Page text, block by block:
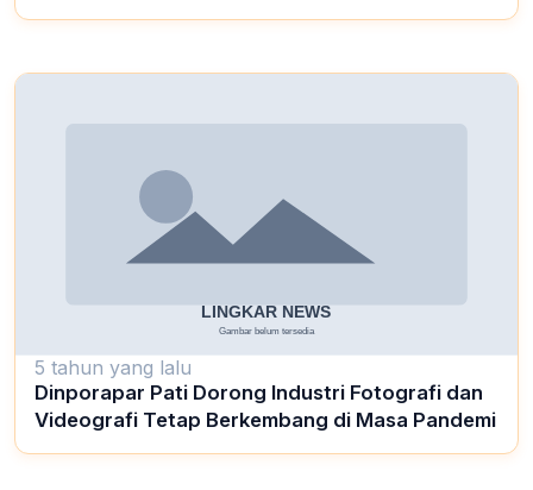
5 tahun yang lalu
Dinporapar Pati Dorong Industri Fotografi dan
Videografi Tetap Berkembang di Masa Pandemi